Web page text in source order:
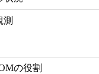
測
の役割